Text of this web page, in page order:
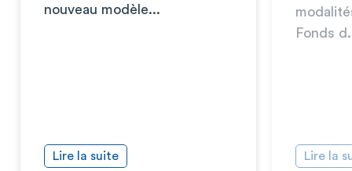
nouveau modèle...
Lire la suite
Fonds
Lire la